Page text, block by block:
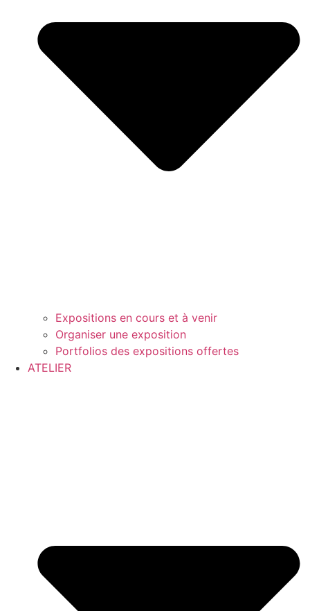
Expositions en cours et à venir
Organiser une exposition
Portfolios des expositions offertes
ATELIER